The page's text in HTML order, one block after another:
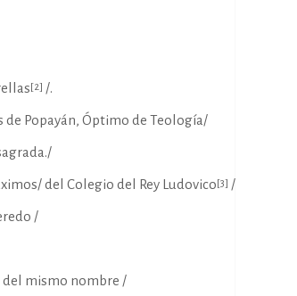
[2] /.
Popayán, Óptimo de Teología/
del Colegio del Rey Ludovico[3] /
/
del mismo nombre /